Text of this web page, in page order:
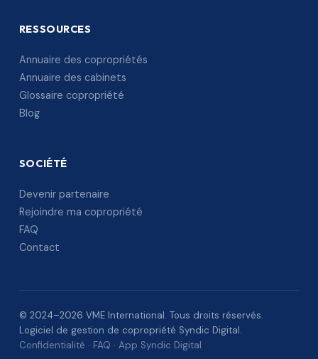
RESSOURCES
Annuaire des copropriétés
Annuaire des cabinets
Glossaire copropriété
Blog
SOCIÉTÉ
Devenir partenaire
Rejoindre ma copropriété
FAQ
Contact
© 2024–2026 VME International. Tous droits réservés.
Logiciel de gestion de copropriété Syndic Digital.
Confidentialité · FAQ · App Syndic Digital